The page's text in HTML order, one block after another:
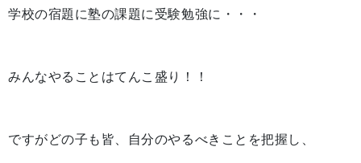
学校の宿題に塾の課題に受験勉強に・・・
みんなやることはてんこ盛り！！
ですがどの子も皆、自分のやるべきことを把握し、